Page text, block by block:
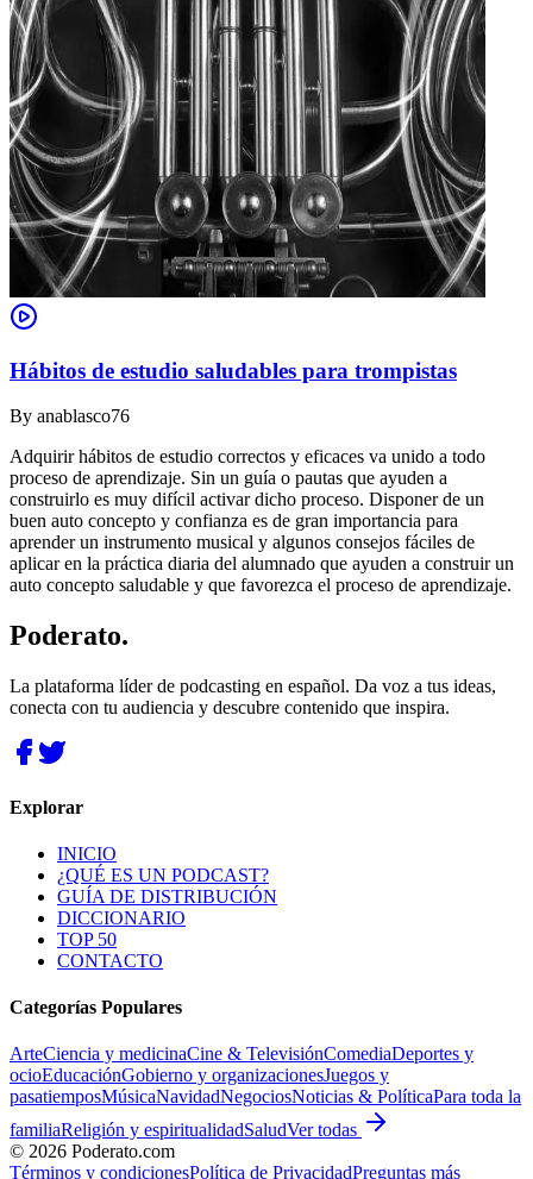
Hábitos de estudio saludables para trompistas
By anablasco76
Adquirir hábitos de estudio correctos y eficaces va unido a todo
proceso de aprendizaje. Sin un guía o pautas que ayuden a
construirlo es muy difícil activar dicho proceso. Disponer de un
buen auto concepto y confianza es de gran importancia para
aprender un instrumento musical y algunos consejos fáciles de
aplicar en la práctica diaria del alumnado que ayuden a construir un
auto concepto saludable y que favorezca el proceso de aprendizaje.
Poderato.
La plataforma líder de podcasting en español. Da voz a tus ideas,
conecta con tu audiencia y descubre contenido que inspira.
Explorar
INICIO
¿QUÉ ES UN PODCAST?
GUÍA DE DISTRIBUCIÓN
DICCIONARIO
TOP 50
CONTACTO
Categorías Populares
ArteCiencia y medicinaCine & TelevisiónComediaDeportes y
ocioEducaciónGobierno y organizacionesJuegos y
pasatiemposMúsicaNavidadNegociosNoticias & PolíticaPara toda la
familiaReligión y espiritualidadSaludVer todas
© 2026 Poderato.com
Términos y condicionesPolítica de PrivacidadPreguntas más